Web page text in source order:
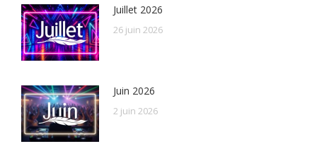
Juillet 2026
26 juin 2026
Juin 2026
2 juin 2026